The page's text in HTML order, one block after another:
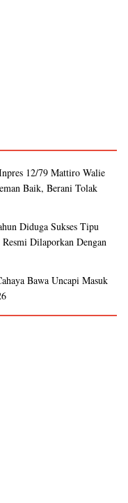
12/79 Mattiro Walie
Baik, Berani Tolak
Diduga Sukses Tipu
Dilaporkan Dengan
Bawa Uncapi Masuk